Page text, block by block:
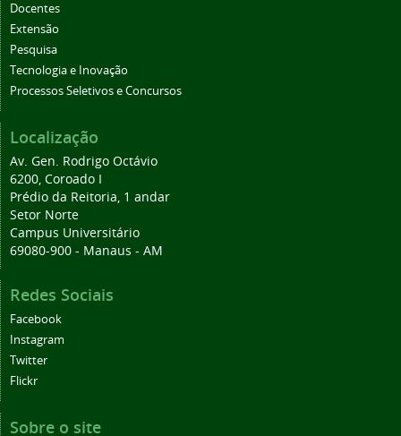
Docentes
Extensão
Pesquisa
Tecnologia e Inovação
Processos Seletivos e Concursos
Localização
Av. Gen. Rodrigo Octávio
6200, Coroado I
Prédio da Reitoria, 1 andar
Setor Norte
Campus Universitário
69080-900 - Manaus - AM
Redes Sociais
Facebook
Instagram
Twitter
Flickr
Sobre o site